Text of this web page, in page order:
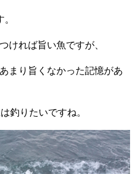
ければ旨い魚ですが、
まり旨くなかった記憶があ
釣りたいですね。